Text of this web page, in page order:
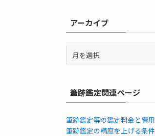
アーカイブ
ブ
筆跡鑑定関連ページ
筆跡鑑定等の鑑定料金と費用
筆跡鑑定の精度を上げる条件